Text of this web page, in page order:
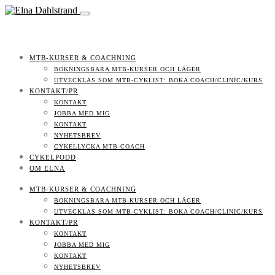
MTB-KURSER & COACHNING
BOKNINGSBARA MTB-KURSER OCH LÄGER
UTVECKLAS SOM MTB-CYKLIST: BOKA COACH/CLINIC/KURS
KONTAKT/PR
KONTAKT
JOBBA MED MIG
KONTAKT
NYHETSBREV
CYKELLYCKA MTB-COACH
CYKELPODD
OM ELNA
MTB-KURSER & COACHNING
BOKNINGSBARA MTB-KURSER OCH LÄGER
UTVECKLAS SOM MTB-CYKLIST: BOKA COACH/CLINIC/KURS
KONTAKT/PR
KONTAKT
JOBBA MED MIG
KONTAKT
NYHETSBREV